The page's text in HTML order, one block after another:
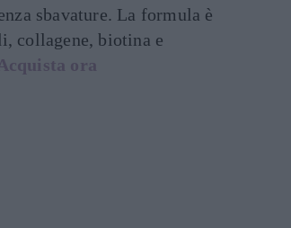
sbavature. La formula è
collagene, biotina e
ora